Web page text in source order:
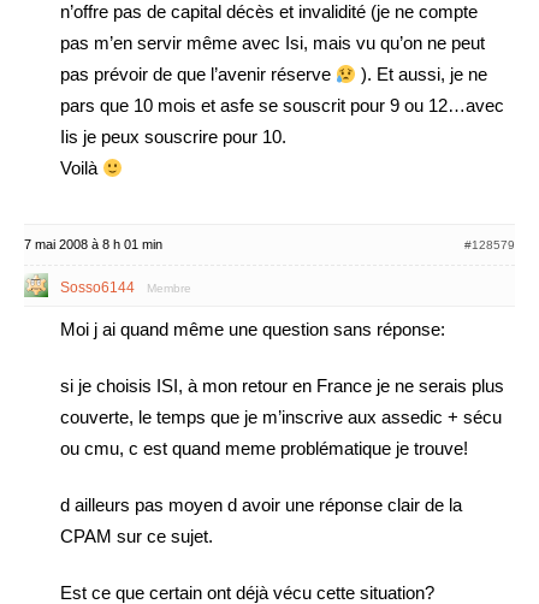
n’offre pas de capital décès et invalidité (je ne compte
pas m’en servir même avec Isi, mais vu qu’on ne peut
pas prévoir de que l’avenir réserve
). Et aussi, je ne
pars que 10 mois et asfe se souscrit pour 9 ou 12…avec
Iis je peux souscrire pour 10.
Voilà
7 mai 2008 à 8 h 01 min #128579
Sosso6144 Membre
Moi j ai quand même une question sans réponse:
si je choisis ISI, à mon retour en France je ne serais plus
couverte, le temps que je m’inscrive aux assedic + sécu
ou cmu, c est quand meme problématique je trouve!
d ailleurs pas moyen d avoir une réponse clair de la
CPAM sur ce sujet.
Est ce que certain ont déjà vécu cette situation?